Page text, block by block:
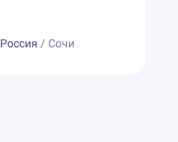
Россия / Сочи